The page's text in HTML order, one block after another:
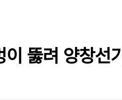
뚫려 양창선